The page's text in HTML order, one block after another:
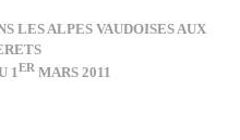
LES ALPES VAUDOISES AUX
1ERMARS 2011